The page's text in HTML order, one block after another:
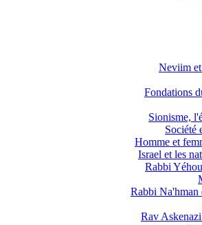
Neviim
Fondations
Sionisme,
Société
Homme et
Israel et les
Rabbi
Rabbi Na'hman